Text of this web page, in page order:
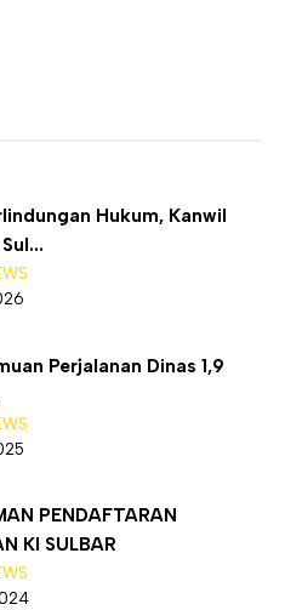
Hukum, Kanwil
Perjalanan Dinas 1,9
PENDAFTARAN
KI SULBAR